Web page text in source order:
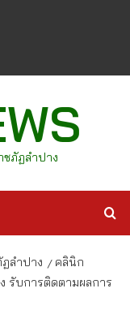
ชภัฏลำปาง
ลำปาง
คลินิก
รับการติดตามผลการ